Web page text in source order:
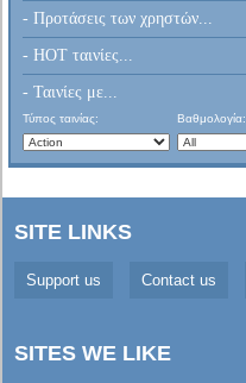
- Προτάσεις των χρηστών...
- HOT ταινίες...
- Ταινίες με...
Τύπος ταινίας: Βαθμολογία:
SITE LINKS
Support us Contact us
SITES WE LIKE